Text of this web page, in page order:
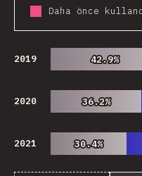
Daha önce
2019 42.9%
42.9%
2020 36.2%
36.2%
2021 30.4%
30.4%